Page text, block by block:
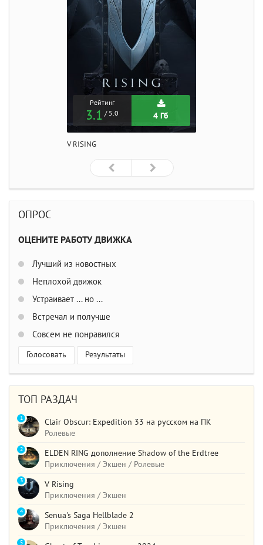
Рейтинг
3.1 / 5.0 4 Гб
V RISING
ОПРОС
ОЦЕНИТЕ РАБОТУ ДВИЖКА
Лучший из новостных
Неплохой движок
Устраивает ... но ...
Встречал и получше
Совсем не понравился
Голосовать Результаты
ТОП РАЗДАЧ
Clair Obscur: Expedition 33 на русском на ПК
Ролевые
1
ELDEN RING дополнение Shadow of the Erdtree
Приключения / Экшен / Ролевые
2
V Rising
Приключения / Экшен
3
Senua's Saga Hellblade 2
Приключения / Экшен
4
5